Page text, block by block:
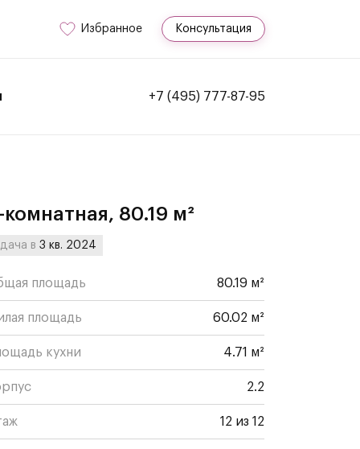
Избранное Консультация
+7 (495) 777-87-95
80.19 м²
в3 кв. 2024
площадь 80.19 м²
площадь 60.02 м²
кухни 4.71 м²
2.2
12 из 12